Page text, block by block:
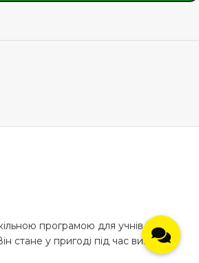
програмою для учнів 5-6
стане у пригоді під час вивчення